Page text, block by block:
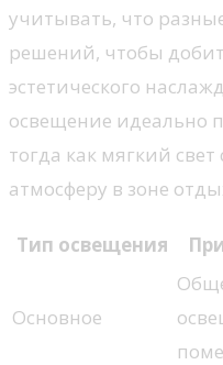
учитывать, что
решений, чтобы
эстетического
освещение идеально
тогда как мягкий
атмосферу в зоне
Тип освещения
Основное